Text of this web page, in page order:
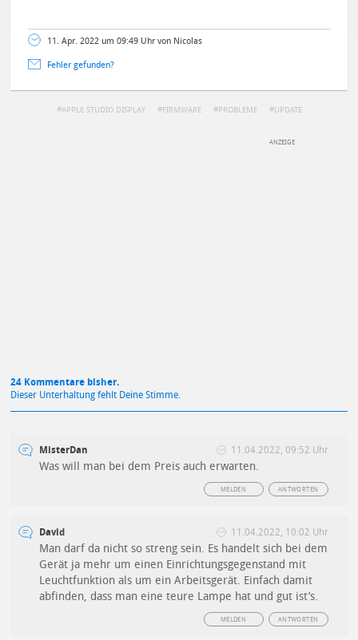
11. Apr. 2022 um 09:49 Uhr von Nicolas
Fehler gefunden?
APPLE STUDIO DISPLAY FIRMWARE PROBLEME UPDATE
24 Kommentare bisher.
Dieser Unterhaltung fehlt Deine Stimme.
MisterDan 11.04.2022, 09:52 Uhr
Was will man bei dem Preis auch erwarten.
ANTWORTEN
MELDEN
David 11.04.2022, 10:02 Uhr
Man darf da nicht so streng sein. Es handelt sich bei dem
Gerät ja mehr um einen Einrichtungsgegenstand mit
Leuchtfunktion als um ein Arbeitsgerät. Einfach damit
abfinden, dass man eine teure Lampe hat und gut ist’s.
ANTWORTEN
MELDEN